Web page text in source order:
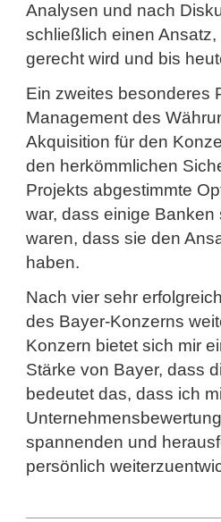
Analysen und nach
schließlich einen
gerecht wird und bis
Ein zweites besonderes
Management des
Akquisition für den
den herkömmlichen
Projekts abgestimmte
war, dass einige
waren, dass sie den
haben.
Nach vier sehr
des Bayer-Konzerns
Konzern bietet sich mir
Stärke von Bayer, dass
bedeutet das, dass ich
spannenden und
persönlich